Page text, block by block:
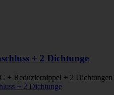
+ 2 Dichtunge
Reduziernippel + 2 Dichtungen